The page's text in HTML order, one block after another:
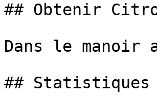
## Obtenir
Dans le manoir
## Statistiques